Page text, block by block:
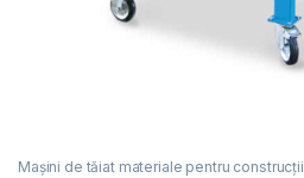
Mașini de tăiat materiale pentru construcții